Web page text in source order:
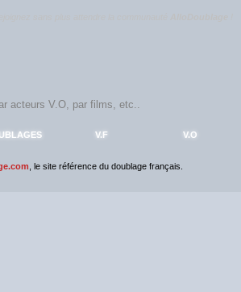
V.F V.O
, le site référence du doublage français.